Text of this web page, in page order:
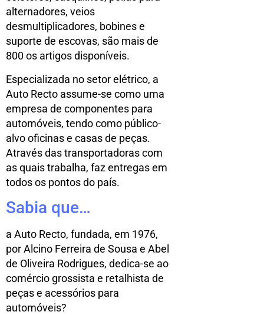
alternadores, veios
desmultiplicadores, bobines e
suporte de escovas, são mais de
800 os artigos disponíveis.
Especializada no setor elétrico, a
Auto Recto assume-se como uma
empresa de componentes para
automóveis, tendo como público-
alvo oficinas e casas de peças.
Através das transportadoras com
as quais trabalha, faz entregas em
todos os pontos do país.
Sabia que…
a Auto Recto, fundada, em 1976,
por Alcino Ferreira de Sousa e Abel
de Oliveira Rodrigues, dedica-se ao
comércio grossista e retalhista de
peças e acessórios para
automóveis?